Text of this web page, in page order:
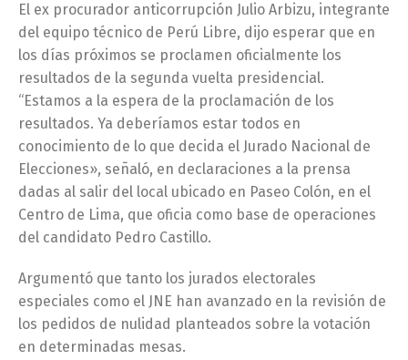
El ex procurador anticorrupción Julio Arbizu, integrante
del equipo técnico de Perú Libre, dijo esperar que en
los días próximos se proclamen oficialmente los
resultados de la segunda vuelta presidencial.
“Estamos a la espera de la proclamación de los
resultados. Ya deberíamos estar todos en
conocimiento de lo que decida el Jurado Nacional de
Elecciones», señaló, en declaraciones a la prensa
dadas al salir del local ubicado en Paseo Colón, en el
Centro de Lima, que oficia como base de operaciones
del candidato Pedro Castillo.
Argumentó que tanto los jurados electorales
especiales como el JNE han avanzado en la revisión de
los pedidos de nulidad planteados sobre la votación
en determinadas mesas.